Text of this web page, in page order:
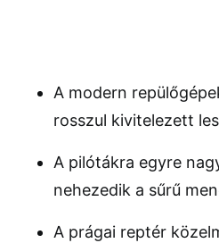
A modern
rosszul kivitelezett
A pilótákra egyre
nehezedik a sűrű
A prágai reptér